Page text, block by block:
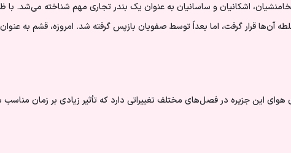
اشکانیان و ساسانیان به عنوان یک بندر تجاری مهم شناخته می‌شد. با
پرتغالی‌ها در قرن 16 میلادی، این جزیره تحت سلطه آن‌ها قرار گرفت، اما بعداً توسط صفویان بازپس گرفته
این جزیره در فصل‌های مختلف تغییراتی دارد که تأثیر زیادی بر زمان مناسب